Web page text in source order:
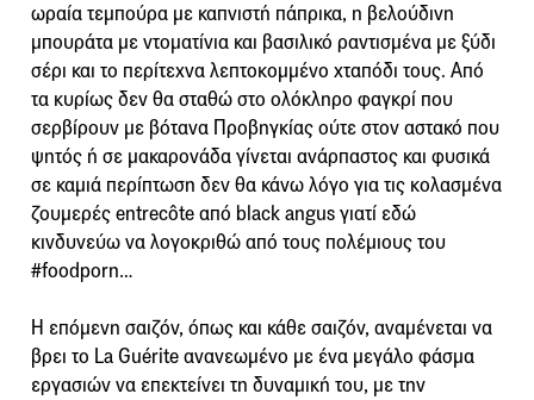
ωραία τεμπούρα με καπνιστή πάπρικα, η βελούδινη
μπουράτα με ντοματίνια και βασιλικό ραντισμένα με ξύδι
σέρι και το περίτεχνα λεπτοκομμένο χταπόδι τους. Από
τα κυρίως δεν θα σταθώ στο ολόκληρο φαγκρί που
σερβίρουν με βότανα Προβηγκίας ούτε στον αστακό που
ψητός ή σε μακαρονάδα γίνεται ανάρπαστος και φυσικά
σε καμιά περίπτωση δεν θα κάνω λόγο για τις κολασμένα
ζουμερές entrecôte από black angus γιατί εδώ
κινδυνεύω να λογοκριθώ από τους πολέμιους του
#foodporn…
H επόμενη σαιζόν, όπως και κάθε σαιζόν, αναμένεται να
βρει το La Guérite ανανεωμένο με ένα μεγάλο φάσμα
εργασιών να επεκτείνει τη δυναμική του, με την